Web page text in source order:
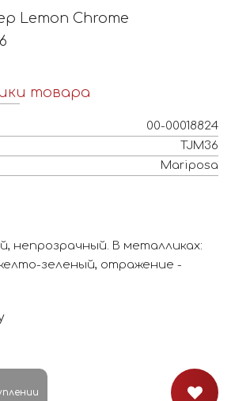
Lemon Chrome
товара
00-00018824
TJM36
Mariposa
непрозрачный. В металликах:
зеленый, отражение -